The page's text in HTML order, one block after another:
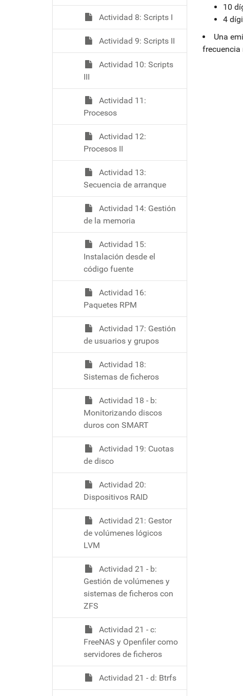
10
4
Una
frecuencia
Actividad 8: Scripts I
Actividad 9: Scripts II
Actividad 10: Scripts
III
Actividad 11:
Procesos
Actividad 12:
Procesos II
Actividad 13:
Secuencia de arranque
Actividad 14: Gestión
de la memoria
Actividad 15:
Instalación desde el
código fuente
Actividad 16:
Paquetes RPM
Actividad 17: Gestión
de usuarios y grupos
Actividad 18:
Sistemas de ficheros
Actividad 18 - b:
Monitorizando discos
duros con SMART
Actividad 19: Cuotas
de disco
Actividad 20:
Dispositivos RAID
Actividad 21: Gestor
de volúmenes lógicos
LVM
Actividad 21 - b:
Gestión de volúmenes y
sistemas de ficheros con
ZFS
Actividad 21 - c:
FreeNAS y Openfiler como
servidores de ficheros
Actividad 21 - d: Btrfs